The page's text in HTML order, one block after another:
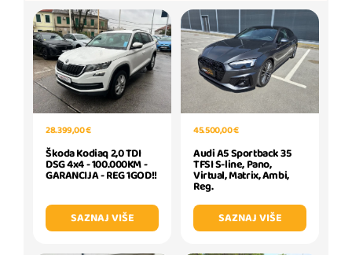
28.399,00 €
Škoda Kodiaq 2,0 TDI
DSG 4x4 - 100.000KM -
GARANCIJA - REG 1GOD!!
SAZNAJ VIŠE
45.500,00 €
Audi A5 Sportback 35
TFSI S-line, Pano,
Virtual, Matrix, Ambi,
Reg.
SAZNAJ VIŠE